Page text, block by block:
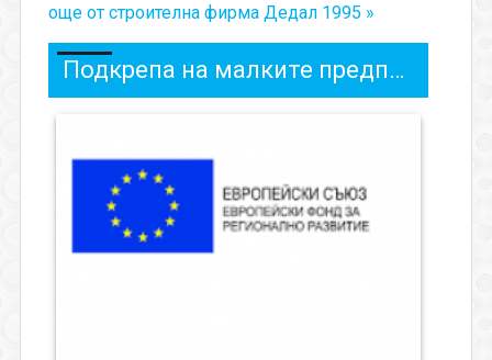
още от строителна фирма Дедал 1995 »
Подкрепа на малките предприятия